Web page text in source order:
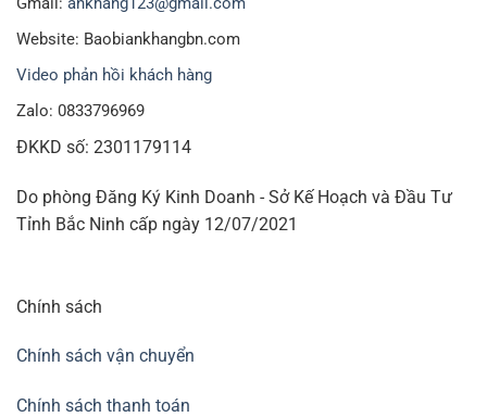
Website: Baobiankhangbn.com
Video phản hồi khách hàng
Zalo: 0833796969
ĐKKD số: 2301179114
Do phòng Đăng Ký Kinh Doanh - Sở Kế Hoạch và Đầu Tư
Tỉnh Bắc Ninh cấp ngày 12/07/2021
Chính sách
Chính sách vận chuyển
Chính sách thanh toán